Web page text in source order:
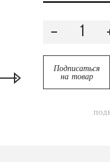
Подписаться
на товар